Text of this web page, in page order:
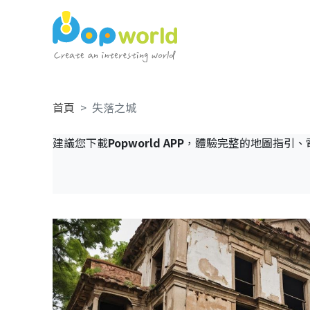
首頁 失落之城
建議您下載Popworld APP，體驗完整的地圖指引